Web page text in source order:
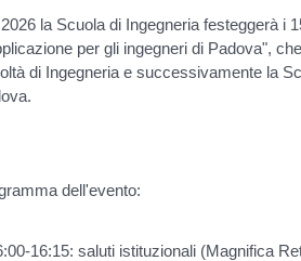
la Scuola di Ingegneria festeggerà i
per gli ingegneri di Padova",
di Ingegneria e successivamente la
dell'evento:
16:15: saluti istituzionali (Magnifica